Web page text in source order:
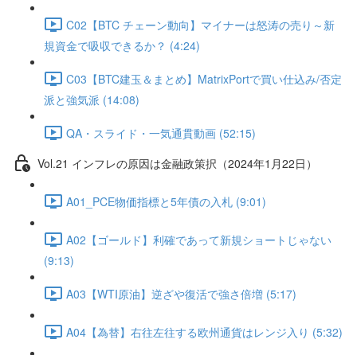
C02【BTC チェーン動向】マイナーは怒涛の売り～新
規資金で吸収できるか？ (4:24)
C03【BTC建玉＆まとめ】MatrixPortで買い仕込み/否定
派と強気派 (14:08)
QA・スライド・一気通貫動画 (52:15)
Vol.21 インフレの原因は金融政策択（2024年1月22日）
A01_PCE物価指標と5年債の入札 (9:01)
A02【ゴールド】利確であって新規ショートじゃない
(9:13)
A03【WTI原油】逆ざや復活で強さ倍増 (5:17)
A04【為替】右往左往する欧州通貨はレンジ入り (5:32)